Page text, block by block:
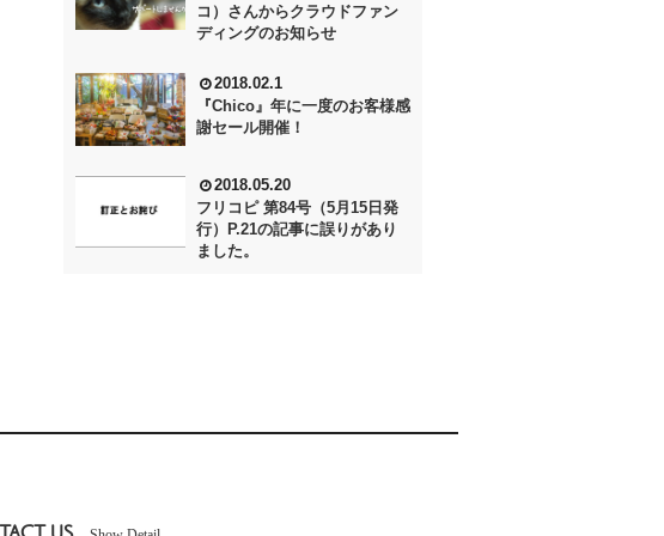
コ）さんからクラウドファン
ディングのお知らせ
2018.02.1
『Chico』年に一度のお客様感
謝セール開催！
2018.05.20
フリコピ 第84号（5月15日発
行）P.21の記事に誤りがあり
ました。